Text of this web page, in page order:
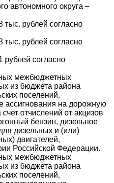
автономного округа –
тыс. рублей согласно
тыс. рублей согласно
рублей согласно
межбюджетных
из бюджета района
поселений,
ассигнования на дорожную
отчислений от акцизов
бензин, дизельное
дизельных и (или)
двигателей,
Российской Федерации.
межбюджетных
из бюджета района
поселений,